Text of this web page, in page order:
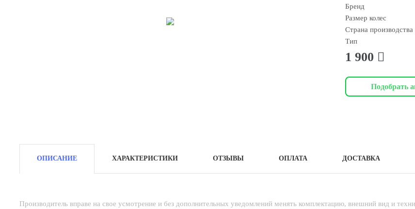
Бренд
Размер колес
Страна производства
Тип
1 900
Подобрать
ОПИСАНИЕ ХАРАКТЕРИСТИКИ ОТЗЫВЫ ОПЛАТА ДОСТАВКА
Производитель вправе на свое усмотрение и без дополнительных уведомлений менять комплектацию, внешний вид и